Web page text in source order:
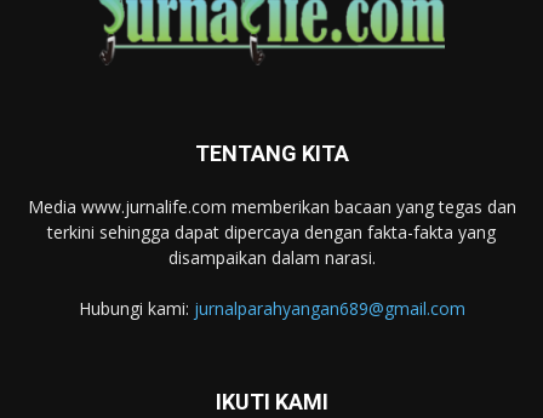
TENTANG KITA
Media www.jurnalife.com memberikan bacaan yang tegas dan
terkini sehingga dapat dipercaya dengan fakta-fakta yang
disampaikan dalam narasi.
Hubungi kami: jurnalparahyangan689@gmail.com
IKUTI KAMI